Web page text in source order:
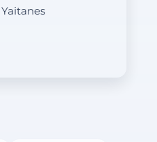
allerdings eine
allergische